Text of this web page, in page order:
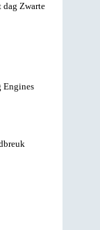
dag Zwarte
Engines